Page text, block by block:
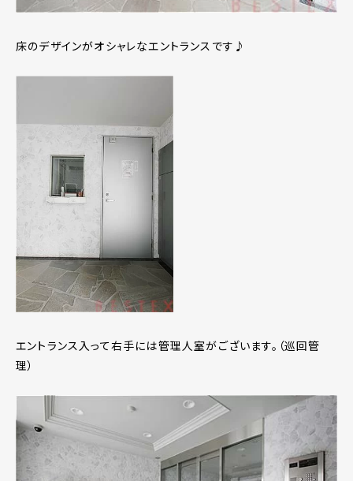
床のデザインがオシャレなエントランスです♪
エントランス入って右手には管理人室がございます。（巡回管
理）